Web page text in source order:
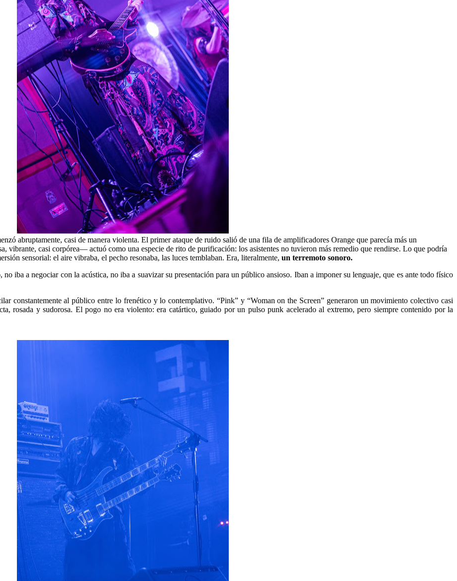
abruptamente, casi de manera violenta. El primer ataque de ruido salió de una fila de amplificadores Orange que parecía más un
casi corpórea— actuó como una especie de rito de purificación: los asistentes no tuvieron más remedio que rendirse. Lo que podría
sensorial: el aire vibraba, el pecho resonaba, las luces temblaban. Era, literalmente, un terremoto sonoro.
iba a negociar con la acústica, no iba a suavizar su presentación para un público ansioso. Iban a imponer su lenguaje, que es ante todo físico
constantemente al público entre lo frenético y lo contemplativo. “Pink” y “Woman on the Screen” generaron un movimiento colectivo casi
rosada y sudorosa. El pogo no era violento: era catártico, guiado por un pulso punk acelerado al extremo, pero siempre contenido por la